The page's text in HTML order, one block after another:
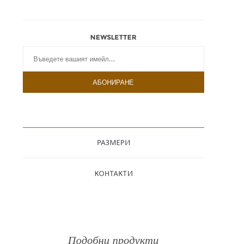
NEWSLETTER
РАЗМЕРИ
КОНТАКТИ
Подобни продукти